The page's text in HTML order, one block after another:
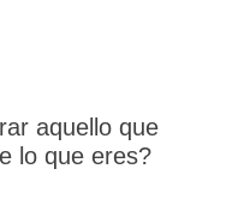
aquello que
lo que eres?